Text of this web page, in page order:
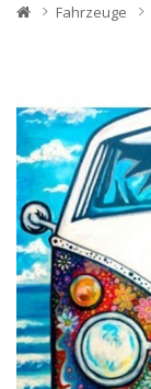
Fahrzeuge